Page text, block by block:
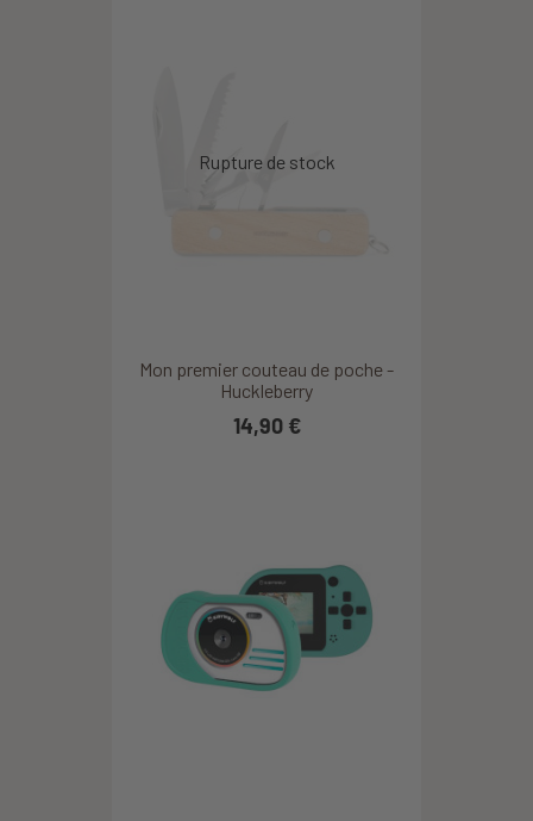
Mon premier couteau de poche -
Huckleberry
14,90 €